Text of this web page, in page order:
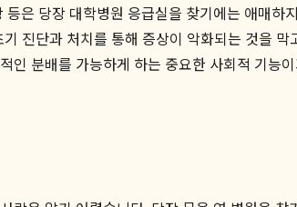
은 당장 대학병원 응급실을 찾기에는 애매하
진단과 처치를 통해 증상이 악화되는 것을
인 분배를 가능하게 하는 중요한 사회적 기능